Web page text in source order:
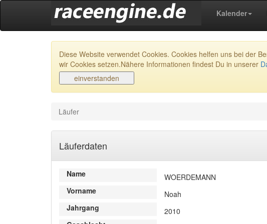
Kalender
Diese Website verwendet Cookies. Cookies helfen uns bei der
wir Cookies setzen.Nähere Informationen findest Du in unserer
Läufer
Läuferdaten
Name
WOERDEMANN
Vorname
Noah
Jahrgang
2010